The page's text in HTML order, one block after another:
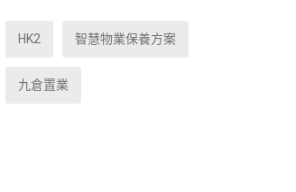
HK2 智慧物業保養方案
九倉置業